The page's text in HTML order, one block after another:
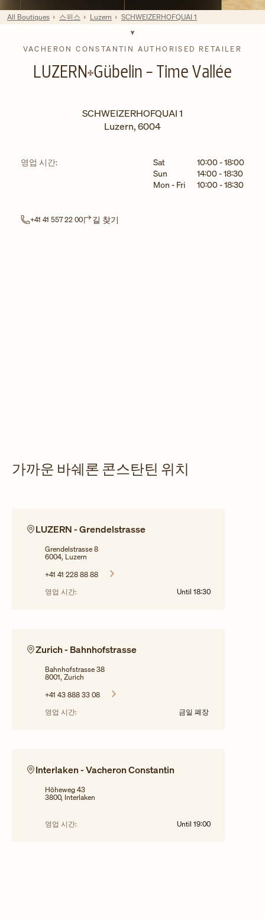
VACHERON CONSTANTIN AUTHORISED RETAILER
LUZERN Gübelin - Time Vallée
SCHWEIZERHOFQUAI 1
Luzern,6004
영업 시간: 요일
Sat 10:00-18:00
Sun
14:00-18:30
Mon - Fri
10:00-18:30
+41 41 557 22 00 길 찾기
All Boutiques 스위스 Luzern SCHWEIZERHOFQUAI 1
가까운 바쉐론 콘스탄틴 위치
LUZERN - Grendelstrasse
Grendelstrasse 8
6004, Luzern
+41 41 228 88 88
영업 시간:
Until 18:30
Zurich - Bahnhofstrasse
Bahnhofstrasse 38
8001, Zurich
+41 43 888 33 08
영업 시간:
금일 폐장
Interlaken - Vacheron Constantin
Höheweg 43
3800, Interlaken
영업 시간: Until 19:00